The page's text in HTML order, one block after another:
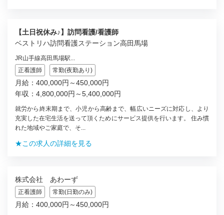
【土日祝休み♪】訪問看護/看護師
ベストリハ訪問看護ステーション高田馬場
JR山手線高田馬場駅...
正看護師
常勤(夜勤あり)
月給：400,000円～450,000円
年収：4,800,000円～5,400,000円
就労から終末期まで、小児から高齢まで、幅広いニーズに対応し、より
充実した在宅生活を送って頂くためにサービス提供を行います。 住み慣
れた地域やご家庭で、そ...
★この求人の詳細を見る
株式会社 あわーず
正看護師 常勤(日勤のみ)
月給：400,000円～450,000円